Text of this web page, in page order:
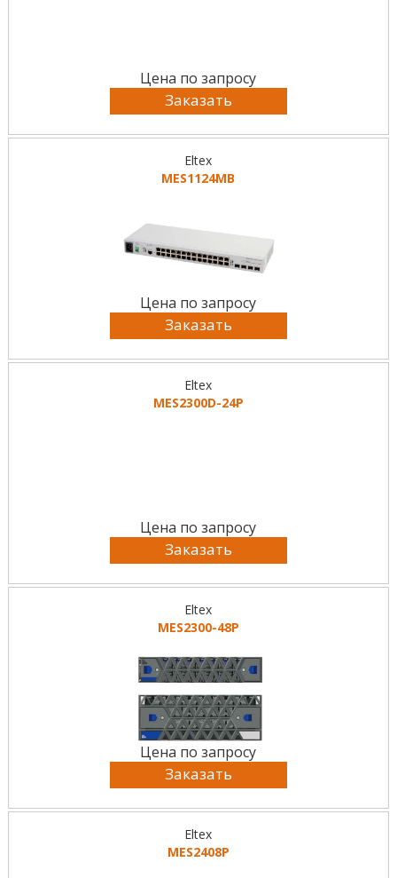
Цена по запросу
Заказать
Eltex
MES1124MB
Цена по запросу
Заказать
Eltex
MES2300D-24P
Цена по запросу
Заказать
Eltex
MES2300-48P
Цена по запросу
Заказать
Eltex
MES2408P